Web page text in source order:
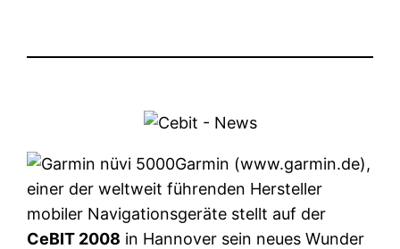
Garmin (www.garmin.de),
einer der weltweit führenden Hersteller
mobiler Navigationsgeräte stellt auf der
CeBIT 2008 in Hannover sein neues Wunder